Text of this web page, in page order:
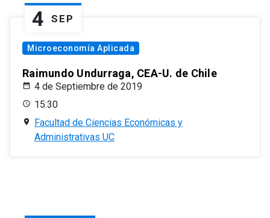
4 SEP
Microeconomía Aplicada
Raimundo Undurraga, CEA-U. de Chile
4 de Septiembre de 2019
15:30
Facultad de Ciencias Económicas y
Administrativas UC